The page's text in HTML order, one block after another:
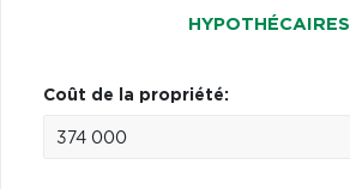
HYPOTHÉCAIRES
Coût de la propriété: